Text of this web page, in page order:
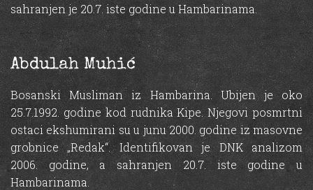
sahranjen je 20.7. iste godine u Hambarinama.
Abdulah Muhić
Bosanski Musliman iz Hambarina. Ubijen je oko
25.7.1992. godine kod rudnika Kipe. Njegovi posmrtni
ostaci ekshumirani su u junu 2000. godine iz masovne
grobnice „Redak“. Identifikovan je DNK analizom
2006. godine, a sahranjen 20.7. iste godine u
Hambarinama.